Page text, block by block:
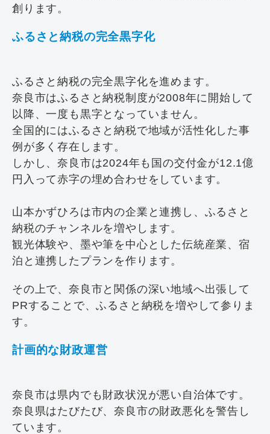
創ります。
ふるさと納税の完全黒字化
ふるさと納税の完全黒字化を進めます。
奈良市はふるさと納税制度が2008年に開始して
以降、一度も黒字となっていません。
全国的にはふるさと納税で地域が活性化した事
例が多く存在します。
しかし、奈良市は2024年も国の交付金が12.1億
円入って赤字の埋め合わせをしています。
山本かずひろは市内の企業と連携し、ふるさと
納税のチャンネルを増やします。
観光体験や、墨や筆を中心とした伝統産業、宿
泊と連携したプランを作ります。
その上で、奈良市と関係の深い地域へ出張して
PRすることで、ふるさと納税を増やして参りま
す。
計画的な財政運営
奈良市は県内でも財政状況が悪い自治体です。
奈良県はたびたび、奈良市の財政悪化を警告し
ています。